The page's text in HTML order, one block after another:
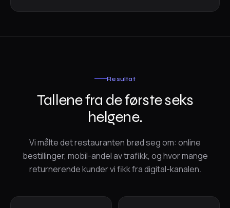
Resultat
Tallene fra de første seks
helgene.
Vi målte det restauranten brød seg om: online
bestillinger, mobil-andel av trafikk, og hvor mange
returnerende kunder vi fikk fra digital-kanalen.